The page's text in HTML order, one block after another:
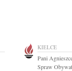
KIELCE
Pani
Spraw